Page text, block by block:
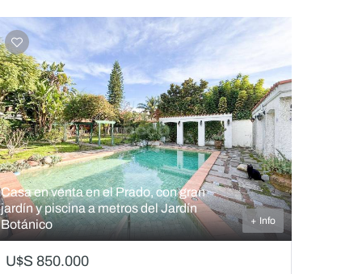
Casa en venta en el Prado, con gran
jardín y piscina a metros del Jardín
Botánico
+ Info
U$S 850.000